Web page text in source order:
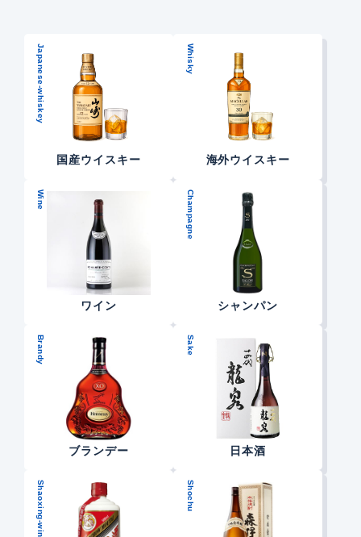
Japanese-whiskey
国産ウイスキー
Whisky
海外ウイスキー
Wine
ワイン
Champagne
シャンパン
Brandy
ブランデー
Sake
日本酒
Shaoxing-wine Shochu